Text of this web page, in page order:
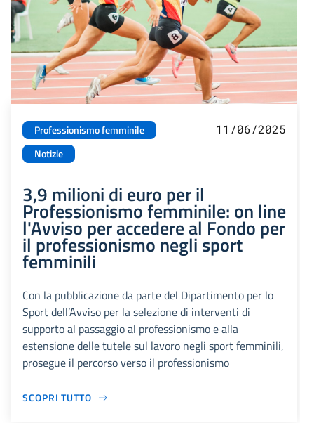
Professionismo femminile
Notizie
11/06/2025
3,9 milioni di euro per il
Professionismo femminile: on line
l'Avviso per accedere al Fondo per
il professionismo negli sport
femminili
Con la pubblicazione da parte del Dipartimento per lo
Sport dell’Avviso per la selezione di interventi di
supporto al passaggio al professionismo e alla
estensione delle tutele sul lavoro negli sport femminili,
prosegue il percorso verso il professionismo
SCOPRI TUTTO